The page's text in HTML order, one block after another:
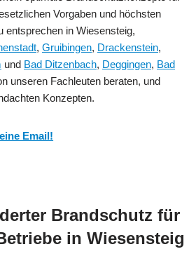
Vorgaben und höchsten
entsprechen in Wiesensteig,
, Gruibingen, Drackenstein,
und Bad Ditzenbach, Deggingen, Bad
unseren Fachleuten beraten, und
Konzepten.
Email!
Brandschutz für
in Wiesensteig